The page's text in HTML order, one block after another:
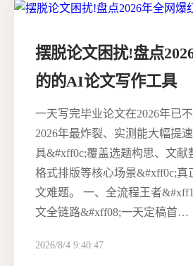
摆脱论文困扰!盘点
的的AI论文写作工具
一天写完毕业论文在2026年已
2026年最炸裂、实测能大幅提
具&#xff0c;覆盖选题构思、文献
格式排版等核心场景&#xff0c;真
文难题。 一、全流程王者
文全链路&#xff08;一天定稿首…
2026/8/4 9:40:47